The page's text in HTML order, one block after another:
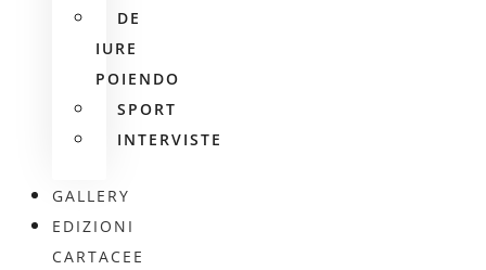
DE
IURE
POIENDO
SPORT
INTERVISTE
GALLERY
EDIZIONI
CARTACEE